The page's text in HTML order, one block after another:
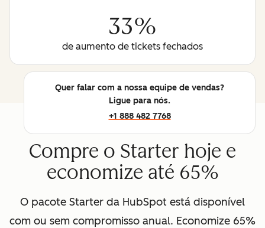
33%
de aumento de tickets fechados
Quer falar com a nossa equipe de vendas?
Ligue para nós.
+1 888 482 7768
Compre o Starter hoje e
economize até 65%
O pacote Starter da HubSpot está disponível
com ou sem compromisso anual. Economize 65%